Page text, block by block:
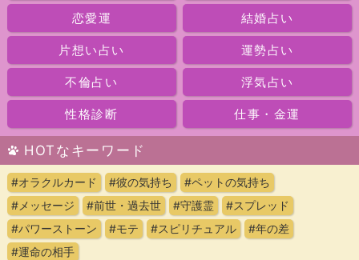
恋愛運 結婚占い
片想い占い 運勢占い
不倫占い 浮気占い
性格診断 仕事・金運
HOTなキーワード
#オラクルカード #彼の気持ち
#ペットの気持ち
#メッセージ
#前世・過去世 #守護霊
#スプレッド
#パワーストーン
#モテ #スピリチュアル
#年の差
#運命の相手